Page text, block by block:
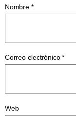
Nombre *
Correo electrónico*
Web